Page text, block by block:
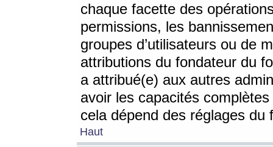
chaque facette des
permissions, les
groupes d’utilisateurs ou de
attributions du fondateur du
a attribué(e) aux autres
avoir les capacités
cela dépend des réglages du
Haut